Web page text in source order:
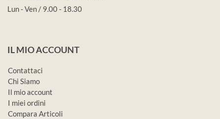
Lun - Ven / 9.00 - 18.30
IL MIO ACCOUNT
Contattaci
Chi Siamo
Il mio account
I miei ordini
Compara Articoli